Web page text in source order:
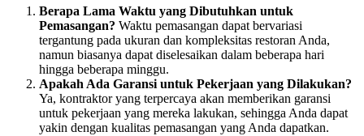
Berapa Lama Waktu yang Dibutuhkan untuk
Pemasangan? Waktu pemasangan dapat bervariasi
tergantung pada ukuran dan kompleksitas restoran Anda,
namun biasanya dapat diselesaikan dalam beberapa hari
hingga beberapa minggu.
Apakah Ada Garansi untuk Pekerjaan yang Dilakukan?
Ya, kontraktor yang terpercaya akan memberikan garansi
untuk pekerjaan yang mereka lakukan, sehingga Anda dapat
yakin dengan kualitas pemasangan yang Anda dapatkan.